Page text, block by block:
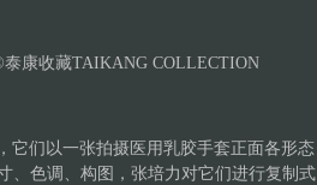
康收藏TAIKANG COLLECTION
它们以一张拍摄医用乳胶手套正面各形态
、色调、构图，张培力对它们进行复制式